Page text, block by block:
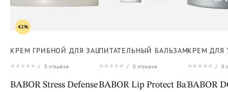
42%
КРЕМ ГРИБНОЙ ДЛЯ ЗАЩИТЫ ОТ СТРЕССА ДЛЯ ЛИЦА
/ 0 отзывов
BABOR Stress Defense Mushroom Cream
ПИТАТЕЛЬНЫЙ БАЛЬЗАМ ДЛЯ ГУБ
/ 0 отзывов
BABOR Lip Protect Balm
КРЕМ ДЛЯ
/ 0
BABOR